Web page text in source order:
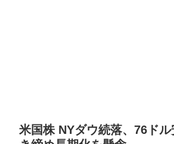
米国株 NYダウ続落、76ドル